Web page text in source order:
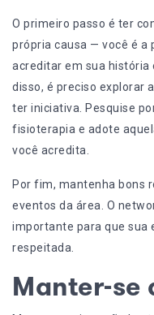
O primeiro passo é ter
própria causa — você é a
acreditar em sua história
disso, é preciso explorar
ter iniciativa. Pesquise
fisioterapia e adote
você acredita.
Por fim, mantenha bons
eventos da área. O
importante para que sua
respeitada.
Manter-se